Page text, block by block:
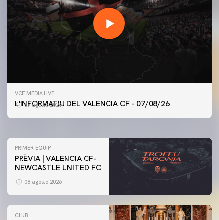
VCF MEDIA LIVE
L'INFORMATIU DEL VALENCIA CF - 07/08/26
07 agosto 2026
PRIMER EQUIP
ENTRENAMENT DEL VALENCIA CF 7/8/2026
PRIMER EQUIP
PRÈVIA | VALENCIA CF-
NEWCASTLE UNITED FC
08 agosto 2026
CLUB